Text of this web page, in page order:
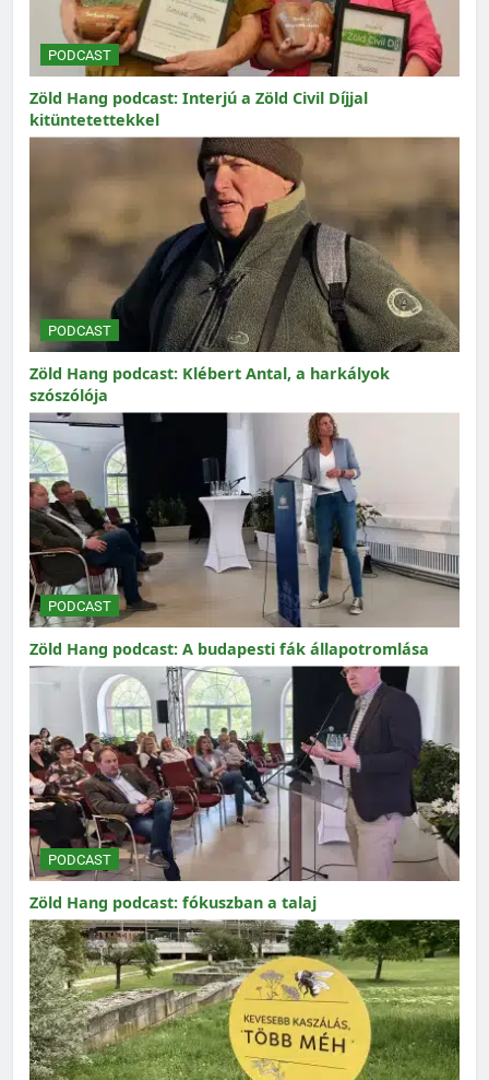
PODCAST
Zöld Hang podcast: Interjú a Zöld Civil Díjjal
kitüntetettekkel
PODCAST
Zöld Hang podcast: Klébert Antal, a harkályok
szószólója
PODCAST
Zöld Hang podcast: A budapesti fák állapotromlása
PODCAST
Zöld Hang podcast: fókuszban a talaj